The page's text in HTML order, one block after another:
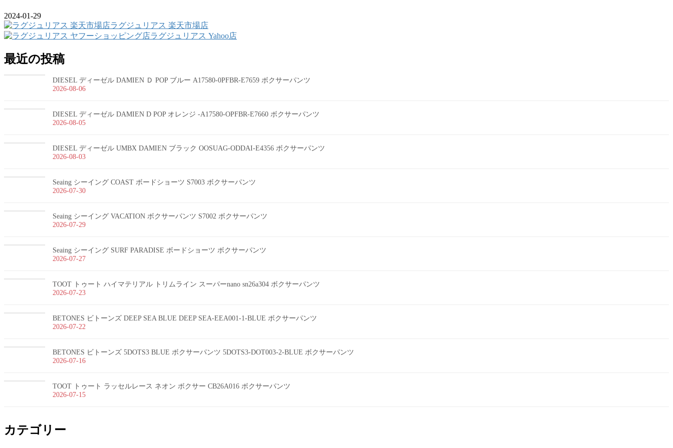
2024-01-29
ラグジュリアス 楽天市場店
ラグジュリアス Yahoo店
最近の投稿
DIESEL ディーゼル DAMIEN Ｄ POP ブルー A17580-0PFBR-E7659 ボクサーパンツ
2026-08-06
DIESEL ディーゼル DAMIEN D POP オレンジ -A17580-OPFBR-E7660 ボクサーパンツ
2026-08-05
DIESEL ディーゼル UMBX DAMIEN ブラック OOSUAG-ODDAI-E4356 ボクサーパンツ
2026-08-03
Seaing シーイング COAST ボードショーツ S7003 ボクサーパンツ
2026-07-30
Seaing シーイング VACATION ボクサーパンツ S7002 ボクサーパンツ
2026-07-29
Seaing シーイング SURF PARADISE ボードショーツ ボクサーパンツ
2026-07-27
TOOT トゥート ハイマテリアル トリムライン スーパーnano sn26a304 ボクサーパンツ
2026-07-23
BETONES ビトーンズ DEEP SEA BLUE DEEP SEA-EEA001-1-BLUE ボクサーパンツ
2026-07-22
BETONES ビトーンズ 5DOTS3 BLUE ボクサーパンツ 5DOTS3-DOT003-2-BLUE ボクサーパンツ
2026-07-16
TOOT トゥート ラッセルレース ネオン ボクサー CB26A016 ボクサーパンツ
2026-07-15
カテゴリー